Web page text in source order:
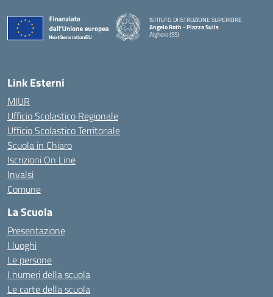
ISTITUTO DI ISTRUZIONE SUPERIORE
Angelo Roth - Piazza Sulis
Alghero (SS)
— Visita la pagina iniziale della scuola
Link Esterni
MIUR
Ufficio Scolastico Regionale
Ufficio Scolastico Territoriale
Scuola in Chiaro
Iscrizioni On Line
Invalsi
Comune
La Scuola
Presentazione
I luoghi
Le persone
I numeri della scuola
Le carte della scuola